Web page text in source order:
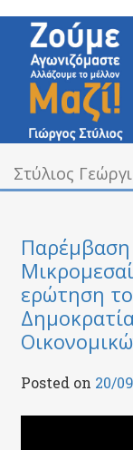
content
Στύλιος
Υπεύθυνα
Στύλιος
Παρέμβαση
ερώτηση
Posted on 20/